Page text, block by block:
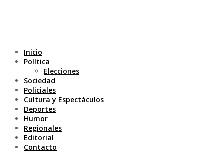
Inicio
Política
Elecciones
Sociedad
Policiales
Cultura y Espectáculos
Deportes
Humor
Regionales
Editorial
Contacto